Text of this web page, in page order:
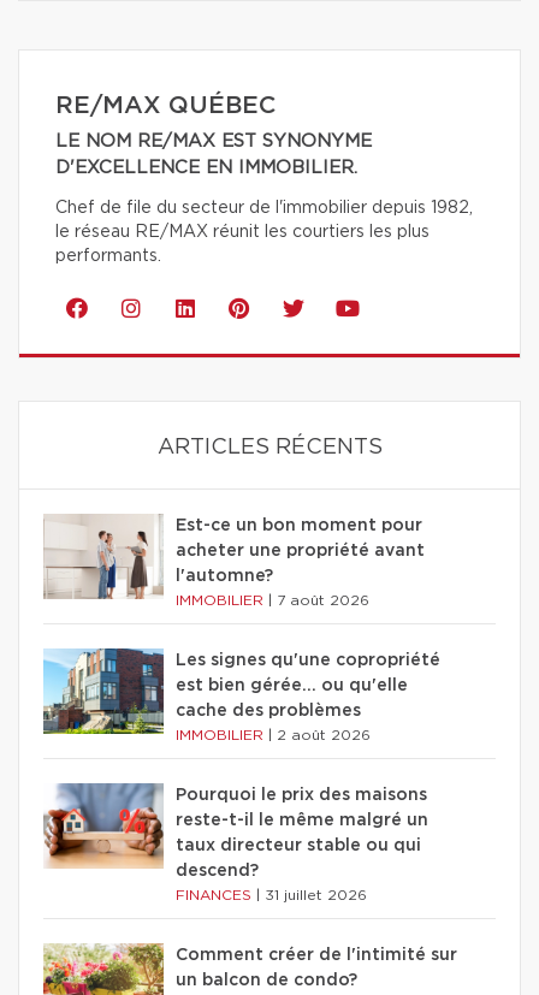
RE/MAX QUÉBEC
LE NOM RE/MAX EST SYNONYME
D'EXCELLENCE EN IMMOBILIER.
Chef de file du secteur de l'immobilier depuis 1982,
le réseau RE/MAX réunit les courtiers les plus
performants.
ARTICLES RÉCENTS
Est-ce un bon moment pour
acheter une propriété avant
l'automne?
IMMOBILIER 7 août 2026
Les signes qu'une copropriété
est bien gérée… ou qu'elle
cache des problèmes
IMMOBILIER 2 août 2026
Pourquoi le prix des maisons
reste-t-il le même malgré un
taux directeur stable ou qui
descend?
FINANCES 31 juillet 2026
Comment créer de l'intimité sur
un balcon de condo?